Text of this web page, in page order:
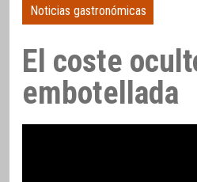
Noticias gastronómicas
El coste
embotellada